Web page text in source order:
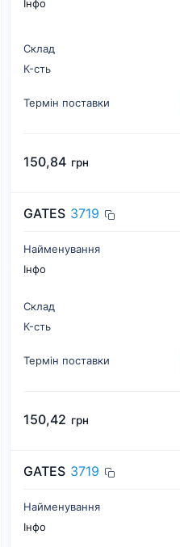
Інфо
Склад
К-cть
Термін поставки
150,84 грн
GATES 3719
Найменування
Інфо
Склад
К-cть
Термін поставки
150,42 грн
GATES 3719
Найменування
Інфо